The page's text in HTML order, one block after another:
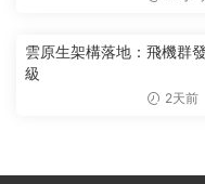
雲原生架構落地：飛機群
級
2天前